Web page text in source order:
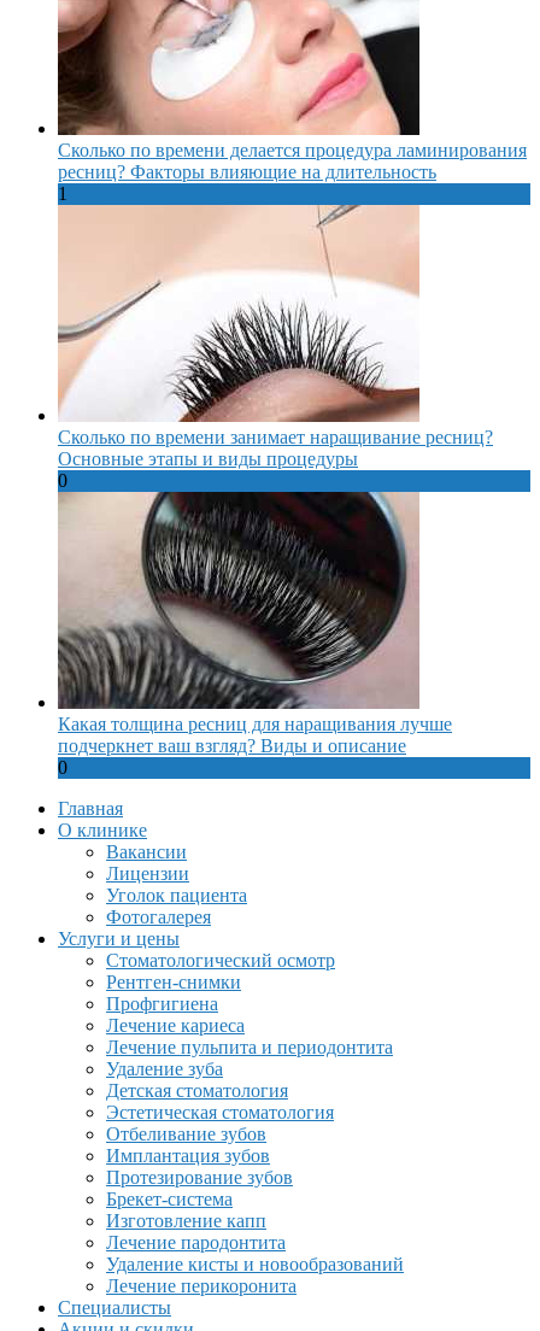
Сколько по времени делается процедура ламинирования
ресниц? Факторы влияющие на длительность
1
Сколько по времени занимает наращивание ресниц?
Основные этапы и виды процедуры
0
Какая толщина ресниц для наращивания лучше
подчеркнет ваш взгляд? Виды и описание
0
Главная
О клинике
Вакансии
Лицензии
Уголок пациента
Фотогалерея
Услуги и цены
Стоматологический осмотр
Рентген-снимки
Профгигиена
Лечение кариеса
Лечение пульпита и периодонтита
Удаление зуба
Детская стоматология
Эстетическая стоматология
Отбеливание зубов
Имплантация зубов
Протезирование зубов
Брекет-система
Изготовление капп
Лечение пародонтита
Удаление кисты и новообразований
Лечение перикоронита
Специалисты